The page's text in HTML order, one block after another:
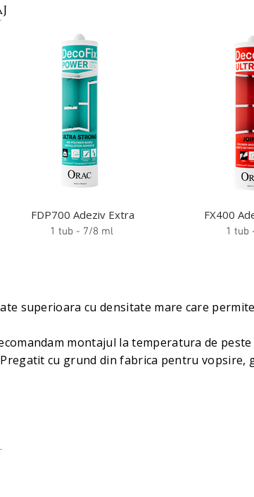
FDP700 Adeziv Extra
1 tub - 7/8 ml
FX400
1 tub
superioara cu densitate mare care
montajul la temperatura de
cu grund din fabrica pentru